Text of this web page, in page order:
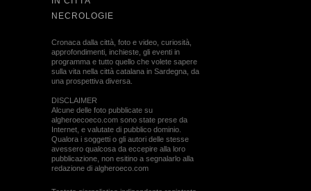
NECROLOGIE
Cronaca dalla città, foto e video, curiosità,
approfondimenti, inchieste, gli eventi in
programma e tutto quello che volete sapere
sulla vita nella città catalana in Sardegna, da
una prospettiva diversa.
DISCLAIMER
Alcune delle foto pubblicate su
algheroecoeco.com sono state prese da
Internet, e valutate di pubblico dominio.
Qualora i soggetti o gli autori delle stesse
avessero qualcosa da eccepire alla loro
pubblicazione, non esitino a segnalarlo alla
redazione di algheroeco.com